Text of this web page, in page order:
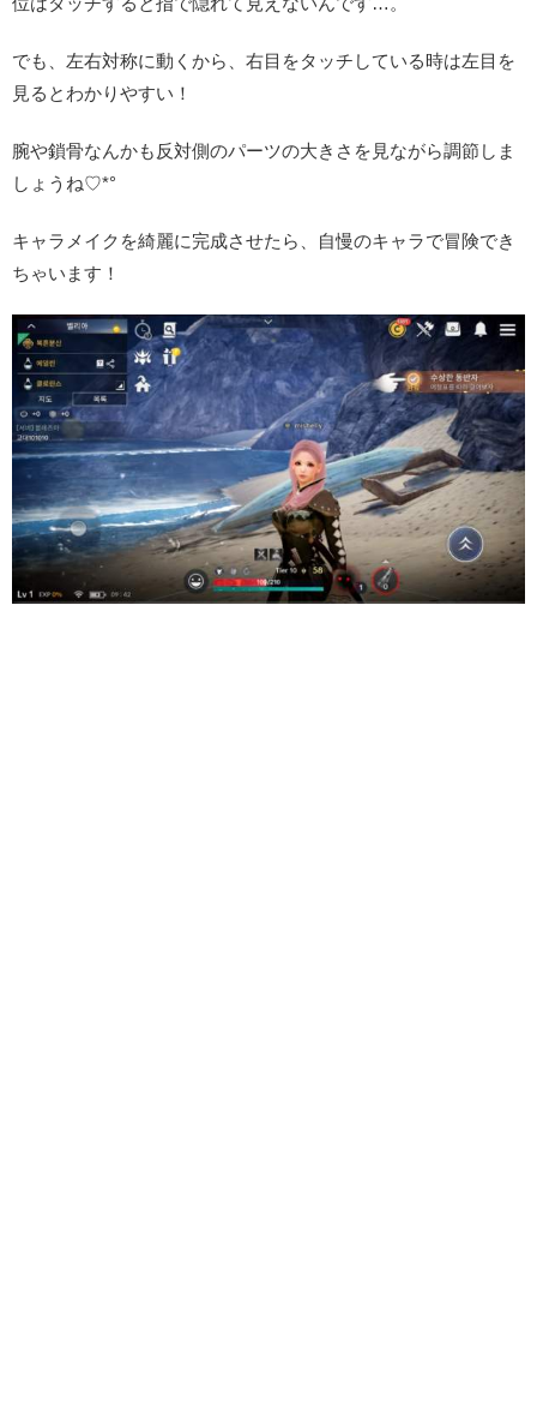
でも、左右対称に動くから、右目をタッチしている時は左目を
見るとわかりやすい！
腕や鎖骨なんかも反対側のパーツの大きさを見ながら調節しま
しょうね♡*°
キャラメイクを綺麗に完成させたら、自慢のキャラで冒険でき
ちゃいます！